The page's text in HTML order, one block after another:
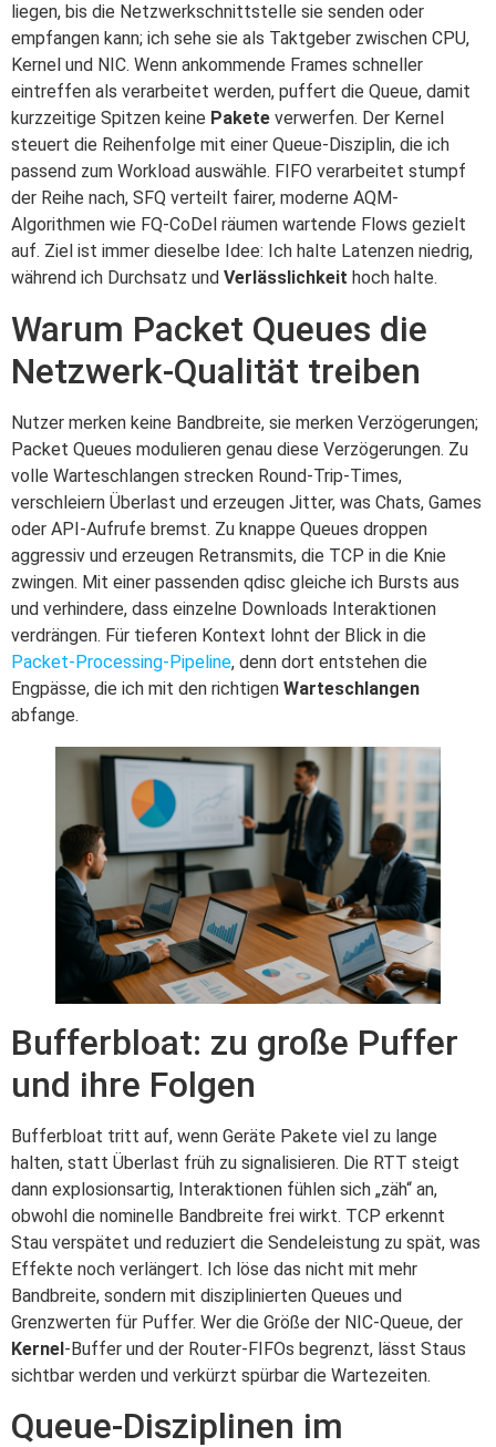
liegen, bis die Netzwerkschnittstelle sie senden oder
empfangen kann; ich sehe sie als Taktgeber zwischen CPU,
Kernel und NIC. Wenn ankommende Frames schneller
eintreffen als verarbeitet werden, puffert die Queue, damit
kurzzeitige Spitzen keine Pakete verwerfen. Der Kernel
steuert die Reihenfolge mit einer Queue-Disziplin, die ich
passend zum Workload auswähle. FIFO verarbeitet stumpf
der Reihe nach, SFQ verteilt fairer, moderne AQM-
Algorithmen wie FQ-CoDel räumen wartende Flows gezielt
auf. Ziel ist immer dieselbe Idee: Ich halte Latenzen niedrig,
während ich Durchsatz und Verlässlichkeit hoch halte.
Warum Packet Queues die
Netzwerk-Qualität treiben
Nutzer merken keine Bandbreite, sie merken Verzögerungen;
Packet Queues modulieren genau diese Verzögerungen. Zu
volle Warteschlangen strecken Round-Trip-Times,
verschleiern Überlast und erzeugen Jitter, was Chats, Games
oder API-Aufrufe bremst. Zu knappe Queues droppen
aggressiv und erzeugen Retransmits, die TCP in die Knie
zwingen. Mit einer passenden qdisc gleiche ich Bursts aus
und verhindere, dass einzelne Downloads Interaktionen
verdrängen. Für tieferen Kontext lohnt der Blick in die
Packet-Processing-Pipeline, denn dort entstehen die
Engpässe, die ich mit den richtigen Warteschlangen
abfange.
Bufferbloat: zu große Puffer
und ihre Folgen
Bufferbloat tritt auf, wenn Geräte Pakete viel zu lange
halten, statt Überlast früh zu signalisieren. Die RTT steigt
dann explosionsartig, Interaktionen fühlen sich „zäh“ an,
obwohl die nominelle Bandbreite frei wirkt. TCP erkennt
Stau verspätet und reduziert die Sendeleistung zu spät, was
Effekte noch verlängert. Ich löse das nicht mit mehr
Bandbreite, sondern mit disziplinierten Queues und
Grenzwerten für Puffer. Wer die Größe der NIC-Queue, der
Kernel-Buffer und der Router-FIFOs begrenzt, lässt Staus
sichtbar werden und verkürzt spürbar die Wartezeiten.
Queue-Disziplinen im